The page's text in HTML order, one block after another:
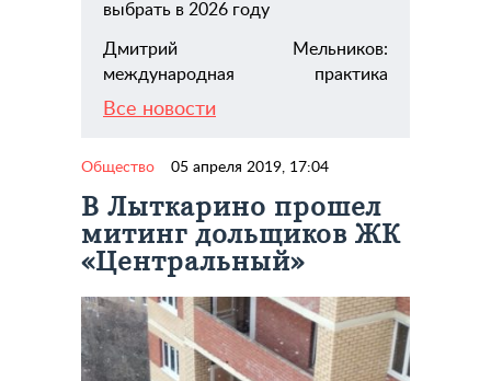
выбрать в 2026 году
Дмитрий Мельников:
международная практика
Все новости
Общество 05 апреля 2019, 17:04
В Лыткарино прошел
митинг дольщиков ЖК
«Центральный»